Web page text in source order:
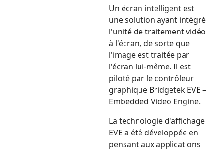
Un écran intelligent est
une solution ayant intégré
l'unité de traitement vidéo
à l'écran, de sorte que
l'image est traitée par
l'écran lui-même. Il est
piloté par le contrôleur
graphique Bridgetek EVE –
Embedded Video Engine.
La technologie d'affichage
EVE a été développée en
pensant aux applications